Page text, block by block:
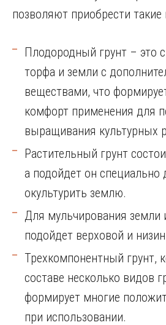
позволяют приобрести такие
Плодородный грунт – это
торфа и земли с
веществами, что
комфорт применения для
выращивания культурных
Растительный грунт
а подойдет он специально
окультурить землю.
Для мульчирования земли
подойдет верховой и
Трехкомпонентный грунт,
составе несколько видов
формирует многие
при использовании.